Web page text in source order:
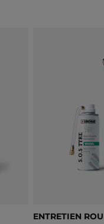
ENTRETIEN